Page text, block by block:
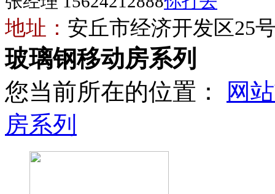
地址： 安丘市经济开发区25
玻璃钢移动房系列
您当前所在的位置：
网
房系列